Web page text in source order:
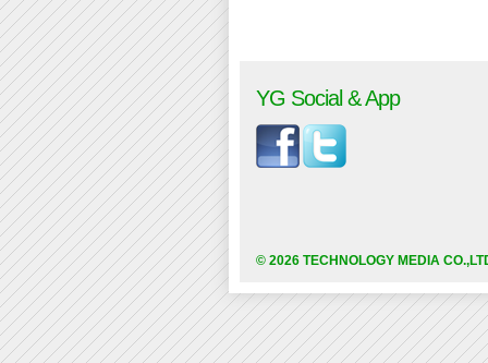
YG Social & App
© 2026 TECHNOLOGY MEDIA